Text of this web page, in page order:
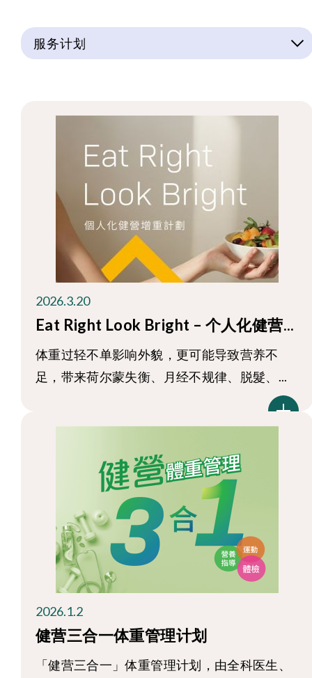
服务计划
2026.3.20
Eat Right Look Bright – 个人化健营...
体重过轻不单影响外貌，更可能导致营养不
足，带来荷尔蒙失衡、月经不规律、脱髮、...
2026.1.2
健营三合一体重管理计划
「健营三合一」体重管理计划，由全科医生、